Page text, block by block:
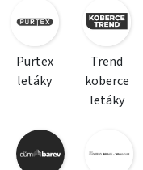
Purtex
letáky
Trend
koberce
letáky